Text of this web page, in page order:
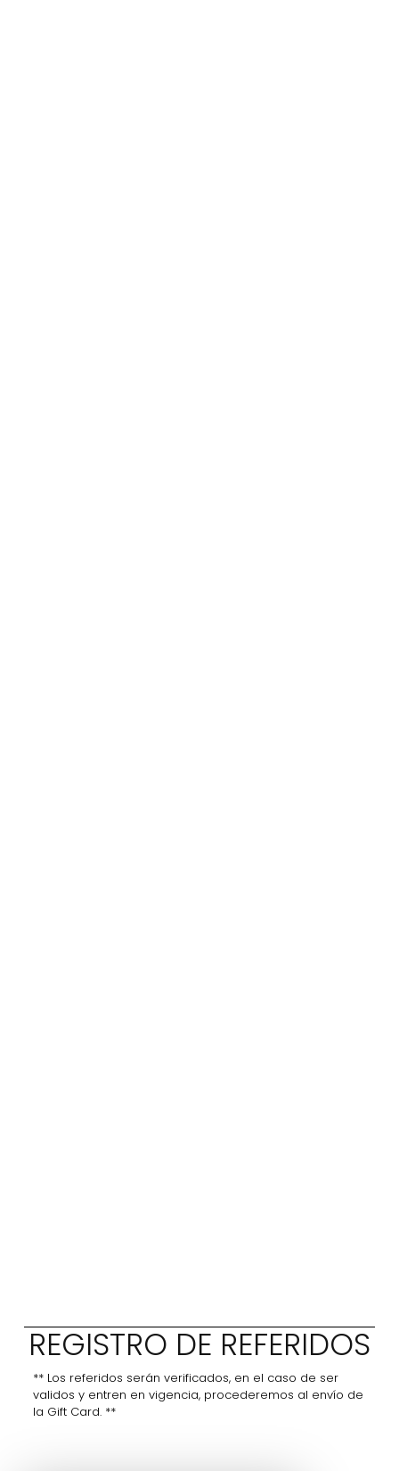
REGISTRO DE REFERIDOS
** Los referidos serán verificados, en el caso de ser
validos y entren en vigencia, procederemos al envío de
la Gift Card. **